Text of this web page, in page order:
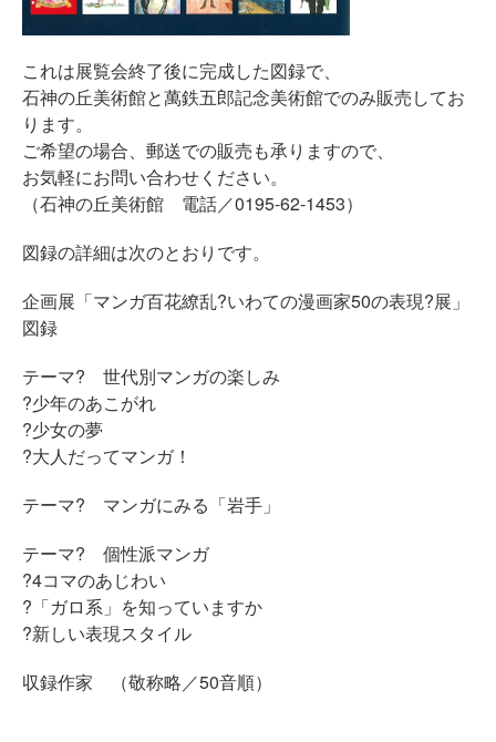
これは展覧会終了後に完成した図録で、
石神の丘美術館と萬鉄五郎記念美術館でのみ販売してお
ります。
ご希望の場合、郵送での販売も承りますので、
お気軽にお問い合わせください。
（石神の丘美術館 電話／0195-62-1453）
図録の詳細は次のとおりです。
企画展「マンガ百花繚乱?いわての漫画家50の表現?展」
図録
テーマ? 世代別マンガの楽しみ
?少年のあこがれ
?少女の夢
?大人だってマンガ！
テーマ? マンガにみる「岩手」
テーマ? 個性派マンガ
?4コマのあじわい
?「ガロ系」を知っていますか
?新しい表現スタイル
収録作家 （敬称略／50音順）